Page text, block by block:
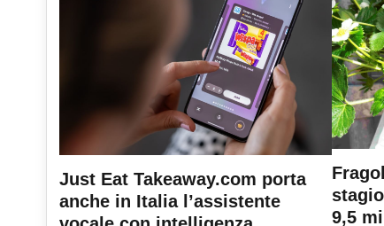
Just Eat Takeaway.com porta
anche in Italia l’assistente
9,5